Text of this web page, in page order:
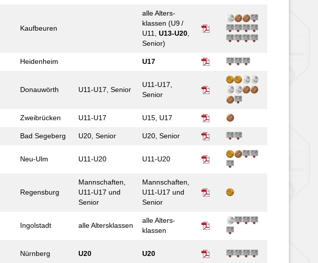
Kaufbeuren
alle Alters­
klassen (U9 /
U11,U13-U20,
Senior)
Heidenheim U17
Donauwörth U11-U17, Senior
U11-U17,
Senior
Zweibrücken U11-U17 U15, U17
Bad Segeberg U20, Senior U20, Senior
Neu-Ulm U11-U20 U11-U20
Regensburg
Mann­schaften,
U11-U17 und
Senior
Mann­schaften,
U11-U17 und
Senior
Ingolstadt alle Alters­­klassen
alle Alters­
klassen
Nürnberg U20 U20